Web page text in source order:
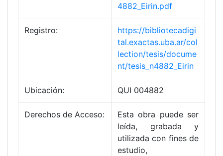
4882_Eirin.pdf
Registro:
https://bibliotecadigi
tal.exactas.uba.ar/col
lection/tesis/docume
nt/tesis_n4882_Eirin
Ubicación: QUI 004882
Derechos de Acceso:
Esta obra puede ser
leída, grabada y
utilizada con fines de
estudio,